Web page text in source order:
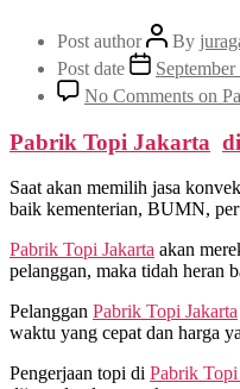
Post author By
Post date
No Comments on
Pabrik Topi Jakarta di
Saat akan memilih jasa
baik kementerian, BUMN,
Pabrik Topi Jakarta akan
pelanggan, maka tidah heran
Pelanggan Pabrik Topi Jakarta
waktu yang cepat dan harga
Pengerjaan topi di Pabrik Topi